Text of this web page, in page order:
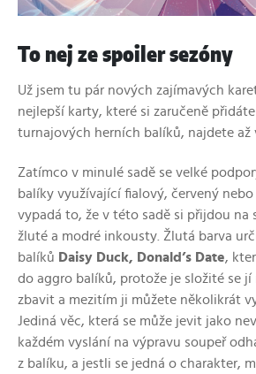
To nej ze spoiler sezóny
Už jsem tu pár nových zajímavých
nejlepší karty, které si zaručeně
turnajových herních balíků, najdete až
Zatímco v minulé sadě se velké
balíky využívající fialový, červený
vypadá to, že v této sadě si přijdou na
žluté a modré inkousty. Žlutá barva
balíků Daisy Duck, Donald’s Date,
do aggro balíků, protože je složité se jí
zbavit a mezitím ji můžete několikrát
Jediná věc, která se může jevit jako
každém vyslání na výpravu soupeř
z balíku, a jestli se jedná o charakter,